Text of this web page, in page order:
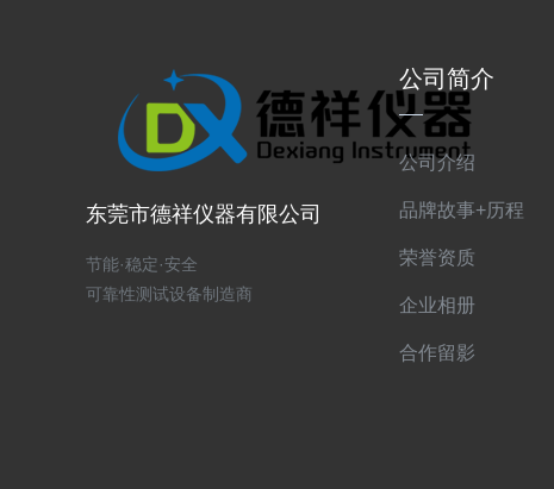
东莞市德祥仪器有限公司
节能·稳定·安全
可靠性测试设备制造商
公司简介
公司介绍
品牌故事+历程
荣誉资质
企业相册
合作留影